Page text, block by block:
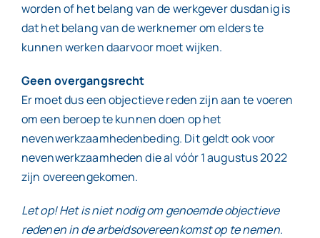
worden of het belang van de werkgever dusdanig is
dat het belang van de werknemer om elders te
kunnen werken daarvoor moet wijken.
Geen overgangsrecht
Er moet dus een objectieve reden zijn aan te voeren
om een beroep te kunnen doen op het
nevenwerkzaamhedenbeding. Dit geldt ook voor
nevenwerkzaamheden die al vóór 1 augustus 2022
zijn overeengekomen.
Let op! Het is niet nodig om genoemde objectieve
redenen in de arbeidsovereenkomst op te nemen.